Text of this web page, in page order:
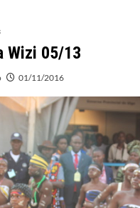
Wizi 05/13
01/11/2016